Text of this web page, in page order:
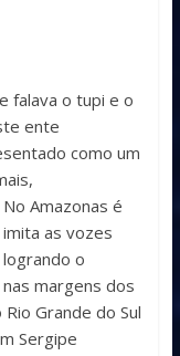
falava o tupi e o
ente
como um
Amazonas é
as vozes
o
margens dos
Grande do Sul
Sergipe